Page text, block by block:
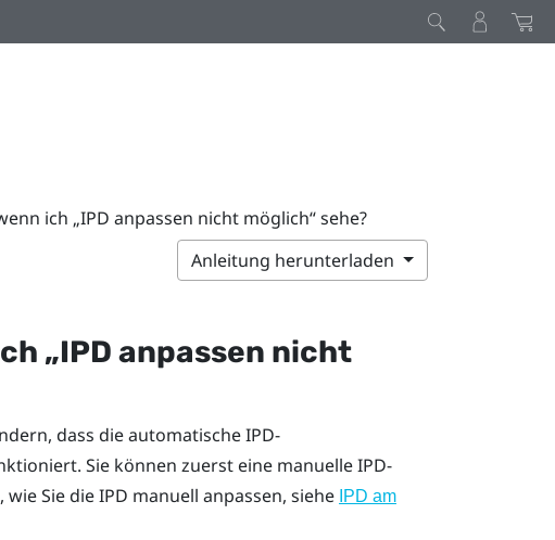
ich „IPD anpassen nicht möglich“ sehe?
Anleitung herunterladen
„IPD anpassen nicht
dass die automatische IPD-
Sie können zuerst eine manuelle IPD-
Sie die IPD manuell anpassen, siehe IPD am